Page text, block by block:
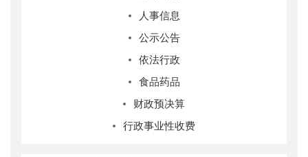
人事信息
公示公告
依法行政
食品药品
财政预决算
行政事业性收费